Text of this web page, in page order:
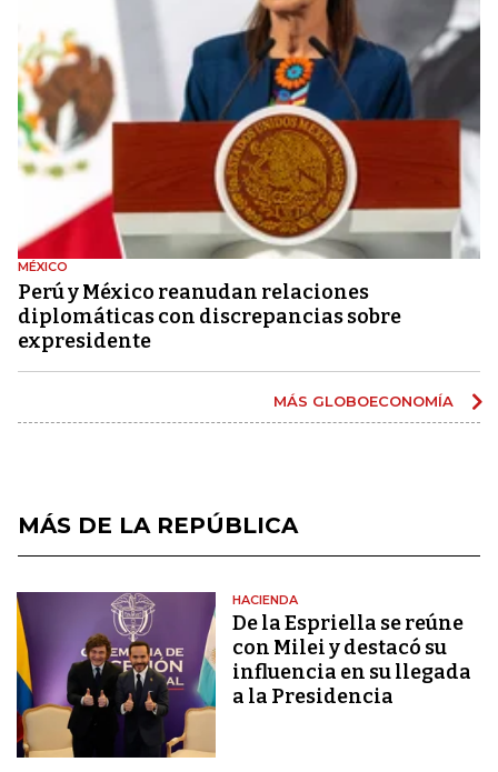
MÉXICO
Perú y México reanudan relaciones
diplomáticas con discrepancias sobre
expresidente
MÁS GLOBOECONOMÍA
MÁS DE LA REPÚBLICA
HACIENDA
De la Espriella se reúne
con Milei y destacó su
influencia en su llegada
a la Presidencia